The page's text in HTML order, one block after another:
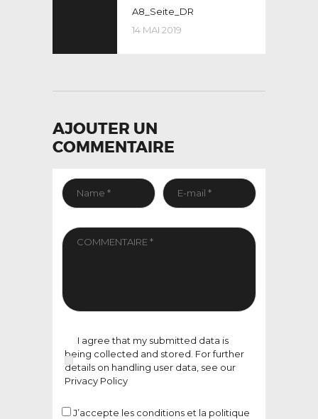
post:
A8_Seite_DR
14 MAI 2019
AJOUTER UN
COMMENTAIRE
I agree that my submitted data is
being collected and stored. For further
details on handling user data, see our
Privacy Policy
J’accepte les conditions et la politique